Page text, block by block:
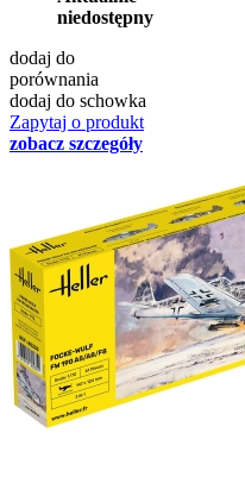
niedostępny
dodaj do
porównania
dodaj do schowka
Zapytaj o produkt
zobacz szczegóły